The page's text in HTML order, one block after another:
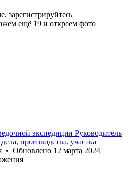
зарегистрируйтесь
ещё 19 и откроем фото
экспедиции Руководитель
производства, участка
• Обновлено 12 марта 2024